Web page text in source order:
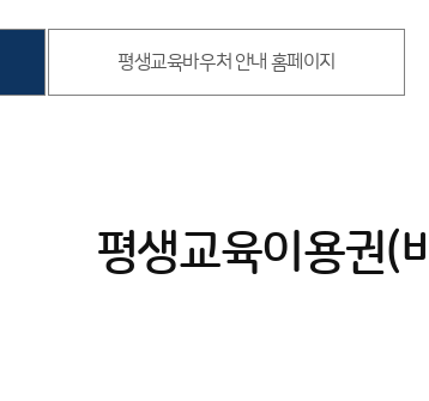
평생교육바우처 안내 홈페이지
평생교육이용권(